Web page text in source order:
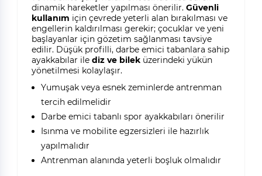
dinamik hareketler yapılması önerilir. Güvenli
kullanım için çevrede yeterli alan bırakılması ve
engellerin kaldırılması gerekir; çocuklar ve yeni
başlayanlar için gözetim sağlanması tavsiye
edilir. Düşük profilli, darbe emici tabanlara sahip
ayakkabılar ile diz ve bileküzerindeki yükün
yönetilmesi kolaylaşır.
Yumuşak veya esnek zeminlerde antrenman
tercih edilmelidir
Darbe emici tabanlı spor ayakkabıları önerilir
Isınma ve mobilite egzersizleri ile hazırlık
yapılmalıdır
Antrenman alanında yeterli boşluk olmalıdır